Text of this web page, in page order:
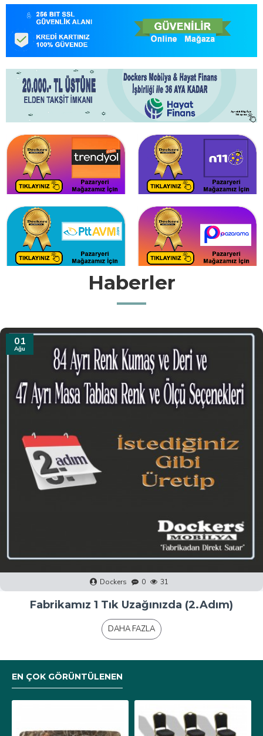
Haberler
31
Tem
Dockers 0 36
Fabrikamız 1 Tık Uzağınızda (1.Adım)
DAHA FAZLA
EN ÇOK GÖRÜNTÜLENEN